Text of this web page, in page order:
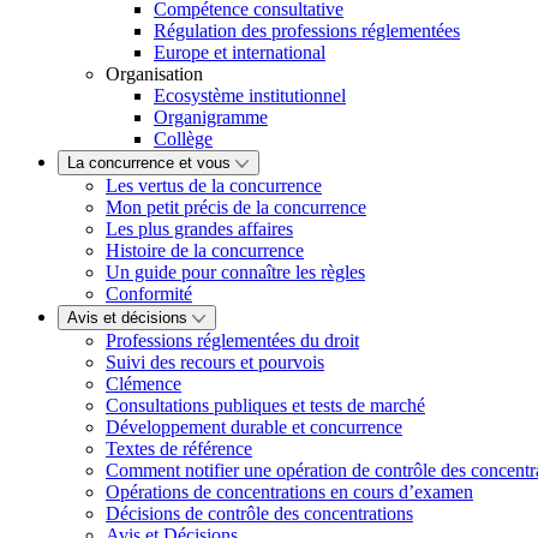
Compétence consultative
Régulation des professions réglementées
Europe et international
Organisation
Ecosystème institutionnel
Organigramme
Collège
La concurrence et vous
Les vertus de la concurrence
Mon petit précis de la concurrence
Les plus grandes affaires
Histoire de la concurrence
Un guide pour connaître les règles
Conformité
Avis et décisions
Professions réglementées du droit
Suivi des recours et pourvois
Clémence
Consultations publiques et tests de marché
Développement durable et concurrence
Textes de référence
Comment notifier une opération de contrôle des
Opérations de concentrations en cours d’examen
Décisions de contrôle des concentrations